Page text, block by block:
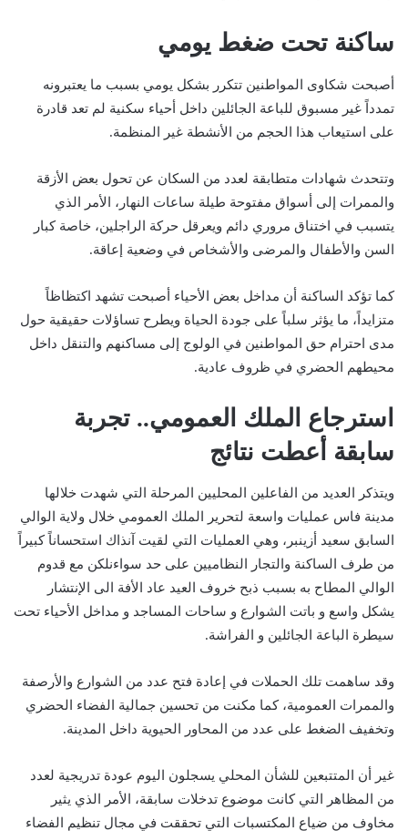
ساكنة تحت ضغط يومي
أصبحت شكاوى المواطنين تتكرر بشكل يومي بسبب ما يعتبرونه
تمدداً غير مسبوق للباعة الجائلين داخل أحياء سكنية لم تعد قادرة
على استيعاب هذا الحجم من الأنشطة غير المنظمة.
وتتحدث شهادات متطابقة لعدد من السكان عن تحول بعض الأزقة
والممرات إلى أسواق مفتوحة طيلة ساعات النهار، الأمر الذي
يتسبب في اختناق مروري دائم ويعرقل حركة الراجلين، خاصة كبار
السن والأطفال والمرضى والأشخاص في وضعية إعاقة.
كما تؤكد الساكنة أن مداخل بعض الأحياء أصبحت تشهد اكتظاظاً
متزايداً، ما يؤثر سلباً على جودة الحياة ويطرح تساؤلات حقيقية حول
مدى احترام حق المواطنين في الولوج إلى مساكنهم والتنقل داخل
محيطهم الحضري في ظروف عادية.
استرجاع الملك العمومي.. تجربة
سابقة أعطت نتائج
ويتذكر العديد من الفاعلين المحليين المرحلة التي شهدت خلالها
مدينة فاس عمليات واسعة لتحرير الملك العمومي خلال ولاية الوالي
السابق سعيد أزينبر، وهي العمليات التي لقيت آنذاك استحساناً كبيراً
من طرف الساكنة والتجار النظاميين على حد سواءنلكن مع قدوم
الوالي المطاح به بسبب ذبح خروف العيد عاد الأفة الى الإنتشار
يشكل واسع و باتت الشوارع و ساحات المساجد و مداخل الأحياء تحت
سيطرة الباعة الجائلين و الفراشة.
وقد ساهمت تلك الحملات في إعادة فتح عدد من الشوارع والأرصفة
والممرات العمومية، كما مكنت من تحسين جمالية الفضاء الحضري
وتخفيف الضغط على عدد من المحاور الحيوية داخل المدينة.
غير أن المتتبعين للشأن المحلي يسجلون اليوم عودة تدريجية لعدد
من المظاهر التي كانت موضوع تدخلات سابقة، الأمر الذي يثير
مخاوف من ضياع المكتسبات التي تحققت في مجال تنظيم الفضاء